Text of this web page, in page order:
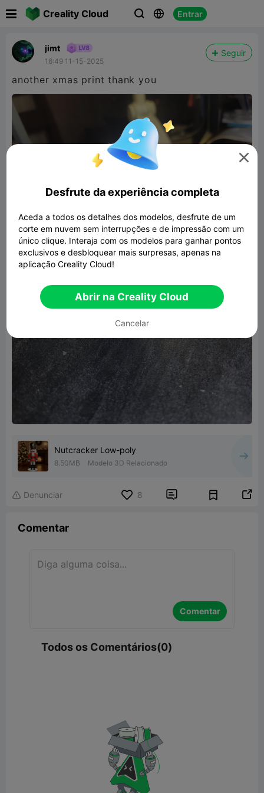
Creality Cloud   Entrar
jimt
16:49 11-15-2025
Seguir
another xmas print thank you
Nutcracker Low-poly
8.50MB Modelo 3D Relacionado
 Denunciar 8  
Comentar
Comentar
Todos os Comentários(0)

Desfrute da experiência completa
Aceda a todos os detalhes dos modelos, desfrute de um
corte em nuvem sem interrupções e de impressão com um
único clique. Interaja com os modelos para ganhar pontos
exclusivos e desbloquear mais surpresas, apenas na
aplicação Creality Cloud!
Abrir na Creality Cloud
Cancelar